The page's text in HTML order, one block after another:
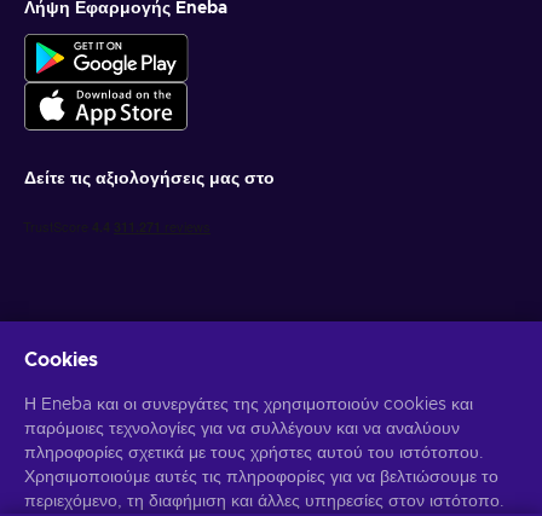
Λήψη Εφαρμογής Eneba
Δείτε τις αξιολογήσεις μας στο
Λάβετε προσωποποιημένες προσφορές για παιχνίδια
Γραφτείτε συνδρομητής
Μπορείτε να απεγγραφείτε οποιαδήποτε στιγμή. Επισκεφθείτε την
Ειδοποίηση Απορρήτουγια περισσότερες πληροφορίες.
Cookies
Η Eneba και οι συνεργάτες της χρησιμοποιούν cookies και
παρόμοιες τεχνολογίες για να συλλέγουν και να αναλύουν
πληροφορίες σχετικά με τους χρήστες αυτού του ιστότοπου.
Χρησιμοποιούμε αυτές τις πληροφορίες για να βελτιώσουμε το
περιεχόμενο, τη διαφήμιση και άλλες υπηρεσίες στον ιστότοπο.